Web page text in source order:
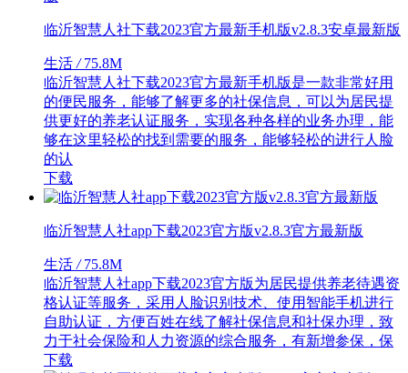
临沂智慧人社下载2023官方最新手机版v2.8.3安卓最新版
生活 /75.8M
临沂智慧人社下载2023官方最新手机版是一款非常好用
的便民服务，能够了解更多的社保信息，可以为居民提
供更好的养老认证服务，实现各种各样的业务办理，能
够在这里轻松的找到需要的服务，能够轻松的进行人脸
的认
下载
临沂智慧人社app下载2023官方版v2.8.3官方最新版
生活 /75.8M
临沂智慧人社app下载2023官方版为居民提供养老待遇资
格认证等服务，采用人脸识别技术、使用智能手机进行
自助认证，方便百姓在线了解社保信息和社保办理，致
力于社会保险和人力资源的综合服务，有新增参保，保
下载